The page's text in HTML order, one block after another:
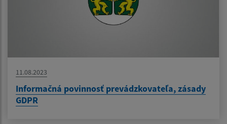
11.08.2023
Informačná povinnosť prevádzkovateľa, zásady
GDPR